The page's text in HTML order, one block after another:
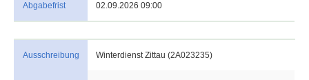
Abgabefrist 02.09.2026 09:00
Ausschreibung Winterdienst Zittau (2A023235)